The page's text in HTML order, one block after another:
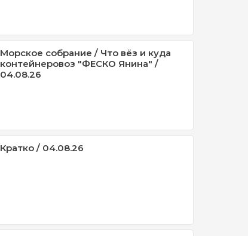
Морское собрание / Что вёз и куда
контейнеровоз "ФЕСКО Янина" /
04.08.26
Кратко / 04.08.26